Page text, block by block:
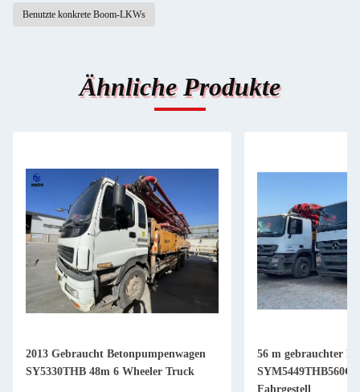
Benutzte konkrete Boom-LKWs
Ähnliche Produkte
2013 Gebraucht Betonpumpenwagen
SY5330THB 48m 6 Wheeler Truck
56 m gebrauchter
Fahrgestell